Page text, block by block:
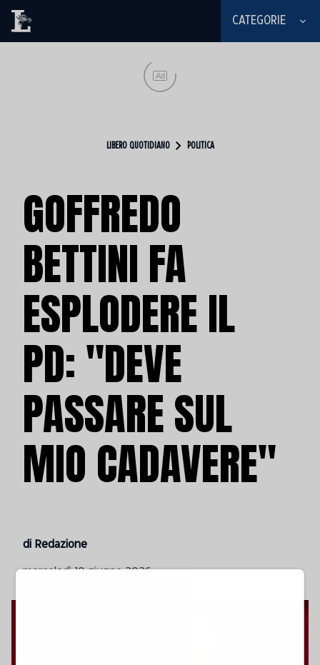
CATEGORIE
Ad
LIBERO QUOTIDIANO POLITICA
GOFFREDO
BETTINI FA
ESPLODERE IL
PD: "DEVE
PASSARE SUL
MIO CADAVERE"
di Redazione
mercoledì 10 giugno 2026